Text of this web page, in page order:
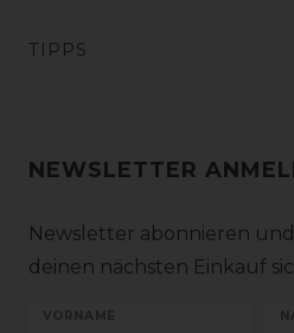
TIPPS
NEWSLETTER
Newsletter abonnieren
deinen nächsten Einkauf
VORNAME